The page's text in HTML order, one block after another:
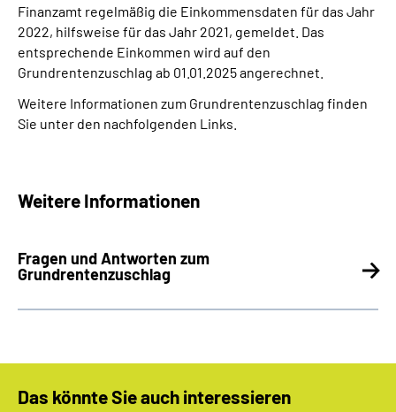
Finanzamt regelmäßig die Einkommensdaten für das Jahr
2022, hilfsweise für das Jahr 2021, gemeldet. Das
entsprechende Einkommen wird auf den
Grundrentenzuschlag ab 01.01.2025 angerechnet.
Weitere Informationen zum Grundrentenzuschlag finden
Sie unter den nachfolgenden Links.
Weitere Informationen
Fragen und Antworten zum
Grundrentenzuschlag
Das könnte Sie auch interessieren